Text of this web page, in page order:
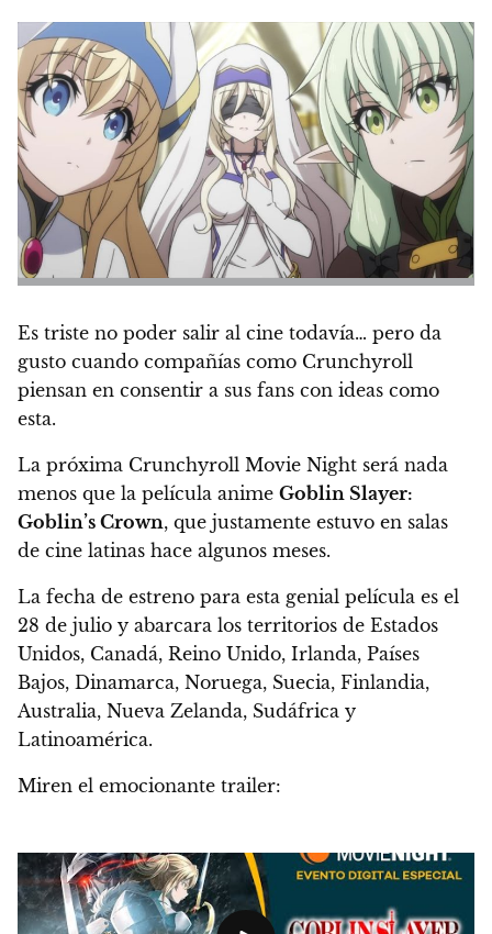
Es triste no poder salir al cine todavía… pero da
gusto cuando compañías como Crunchyroll
piensan en consentir a sus fans con ideas como
esta.
La próxima Crunchyroll Movie Night será nada
menos que la película anime Goblin Slayer:
Goblin’s Crown, que justamente estuvo en salas
de cine latinas hace algunos meses.
La fecha de estreno para esta genial película es el
28 de julio y abarcara los territorios de Estados
Unidos, Canadá, Reino Unido, Irlanda, Países
Bajos, Dinamarca, Noruega, Suecia, Finlandia,
Australia, Nueva Zelanda, Sudáfrica y
Latinoamérica.
Miren el emocionante trailer: